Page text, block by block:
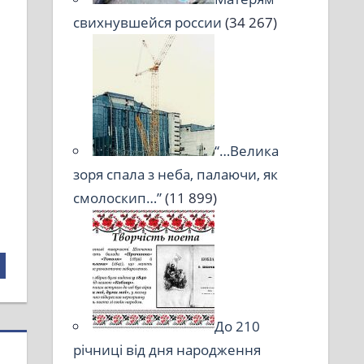
свихнувшейся россии (34 267)
“…Велика
зоря спала з неба, палаючи, як
смолоскип…”(11 899)
До 210
річниці від дня народження